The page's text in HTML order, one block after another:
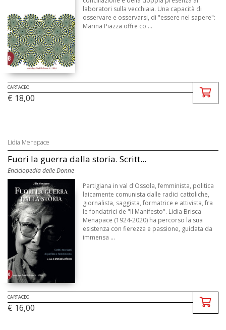
laboratori sulla vecchiaia. Una capacità di
osservare e osservarsi, di "essere nel sapere":
Marina Piazza offre co ...
CARTACEO
€ 18,00
Lidia Menapace
Fuori la guerra dalla storia. Scritt...
Enciclopedia delle Donne
Partigiana in val d'Ossola, femminista, politica
laicamente comunista dalle radici cattoliche,
giornalista, saggista, formatrice e attivista, fra
le fondatrici de "Il Manifesto". Lidia Brisca
Menapace (1924-2020) ha percorso la sua
esistenza con fierezza e passione, guidata da
immensa ...
CARTACEO
€ 16,00